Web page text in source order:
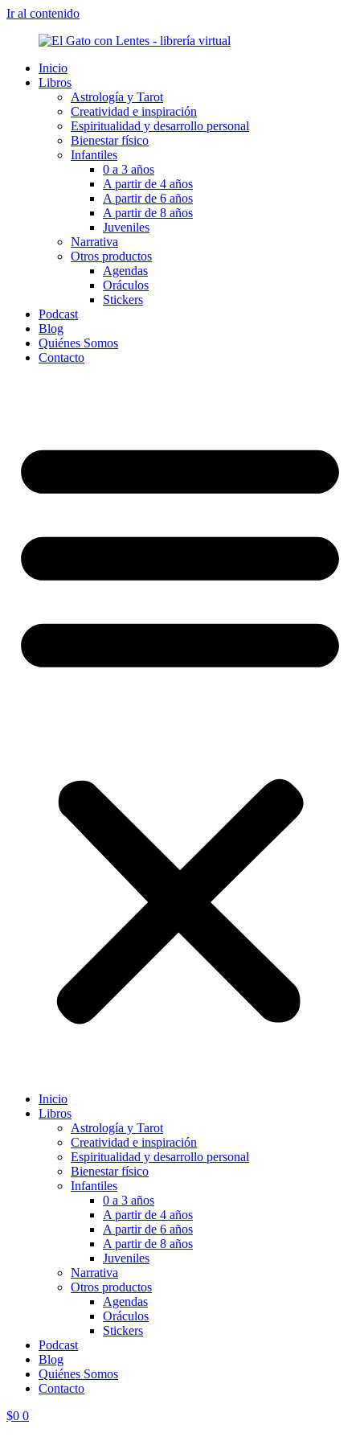
Ir al contenido
Inicio
Libros
Astrología y Tarot
Creatividad e inspiración
Espiritualidad y desarrollo personal
Bienestar físico
Infantiles
0 a 3 años
A partir de 4 años
A partir de 6 años
A partir de 8 años
Juveniles
Narrativa
Otros productos
Agendas
Oráculos
Stickers
Podcast
Blog
Quiénes Somos
Contacto
Inicio
Libros
Astrología y Tarot
Creatividad e inspiración
Espiritualidad y desarrollo personal
Bienestar físico
Infantiles
0 a 3 años
A partir de 4 años
A partir de 6 años
A partir de 8 años
Juveniles
Narrativa
Otros productos
Agendas
Oráculos
Stickers
Podcast
Blog
Quiénes Somos
Contacto
$0 0